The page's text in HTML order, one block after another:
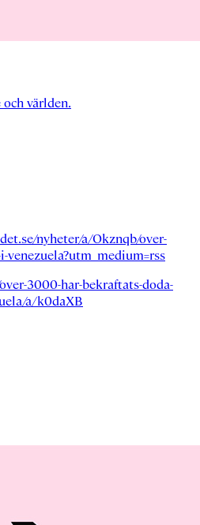
världen.
nyheter/a/Okznqb/over-
venezuela?utm_medium=rss
3000-har-bekraftats-doda-
a/k0daXB